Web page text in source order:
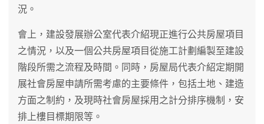
況。
會上，建設發展辦公室代表介紹現正進行公共房屋項目
之情況，以及一個公共房屋項目從施工計劃編製至建設
階段所需之流程及時間。同時，房屋局代表介紹定期開
展社會房屋申請所需考慮的主要條件，包括土地、建造
方面之制約，及現時社會房屋採用之計分排序機制，安
排上樓目標期限等。